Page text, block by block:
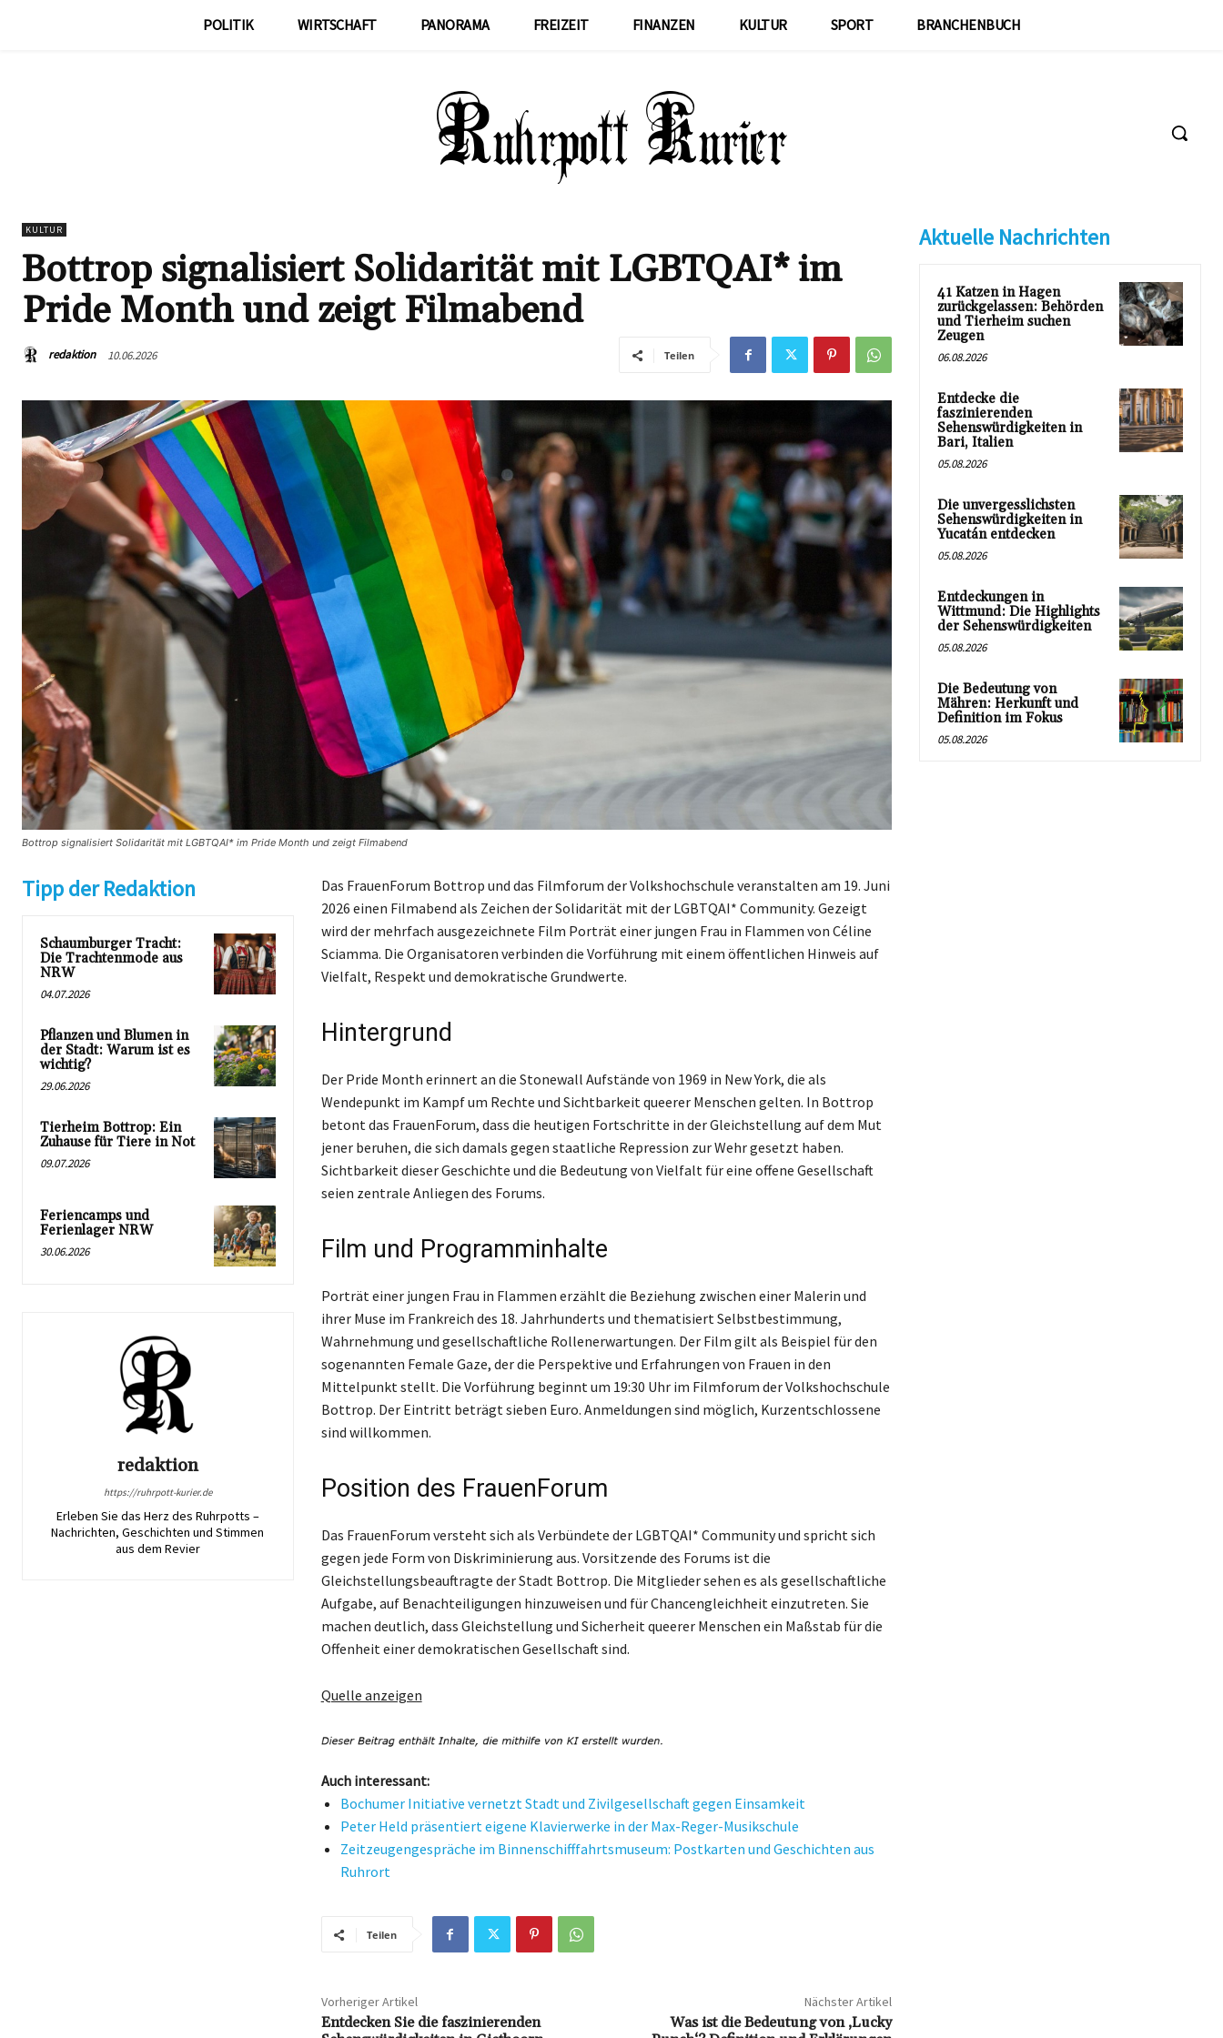
POLITIK WIRTSCHAFT PANORAMA FREIZEIT FINANZEN KULTUR SPORT BRANCHENBUCH
KULTUR
Bottrop signalisiert Solidarität mit LGBTQAI* im
Pride Month und zeigt Filmabend
redaktion 10.06.2026 Teilen
Bottrop signalisiert Solidarität mit LGBTQAI* im Pride Month und zeigt Filmabend
Tipp der Redaktion
Schaumburger Tracht:
Die Trachtenmode aus
NRW
04.07.2026
Pflanzen und Blumen in
der Stadt: Warum ist es
wichtig?
29.06.2026
Tierheim Bottrop: Ein
Zuhause für Tiere in Not
09.07.2026
Feriencamps und
Ferienlager NRW
30.06.2026
redaktion
https://ruhrpott-kurier.de
Erleben Sie das Herz des Ruhrpotts –
Nachrichten, Geschichten und Stimmen
aus dem Revier
Das FrauenForum Bottrop und das Filmforum der Volkshochschule veranstalten am 19. Juni
2026 einen Filmabend als Zeichen der Solidarität mit der LGBTQAI* Community. Gezeigt
wird der mehrfach ausgezeichnete Film Porträt einer jungen Frau in Flammen von Céline
Sciamma. Die Organisatoren verbinden die Vorführung mit einem öffentlichen Hinweis auf
Vielfalt, Respekt und demokratische Grundwerte.
Hintergrund
Der Pride Month erinnert an die Stonewall Aufstände von 1969 in New York, die als
Wendepunkt im Kampf um Rechte und Sichtbarkeit queerer Menschen gelten. In Bottrop
betont das FrauenForum, dass die heutigen Fortschritte in der Gleichstellung auf dem Mut
jener beruhen, die sich damals gegen staatliche Repression zur Wehr gesetzt haben.
Sichtbarkeit dieser Geschichte und die Bedeutung von Vielfalt für eine offene Gesellschaft
seien zentrale Anliegen des Forums.
Film und Programminhalte
Porträt einer jungen Frau in Flammen erzählt die Beziehung zwischen einer Malerin und
ihrer Muse im Frankreich des 18. Jahrhunderts und thematisiert Selbstbestimmung,
Wahrnehmung und gesellschaftliche Rollenerwartungen. Der Film gilt als Beispiel für den
sogenannten Female Gaze, der die Perspektive und Erfahrungen von Frauen in den
Mittelpunkt stellt. Die Vorführung beginnt um 19:30 Uhr im Filmforum der Volkshochschule
Bottrop. Der Eintritt beträgt sieben Euro. Anmeldungen sind möglich, Kurzentschlossene
sind willkommen.
Position des FrauenForum
Das FrauenForum versteht sich als Verbündete der LGBTQAI* Community und spricht sich
gegen jede Form von Diskriminierung aus. Vorsitzende des Forums ist die
Gleichstellungsbeauftragte der Stadt Bottrop. Die Mitglieder sehen es als gesellschaftliche
Aufgabe, auf Benachteiligungen hinzuweisen und für Chancengleichheit einzutreten. Sie
machen deutlich, dass Gleichstellung und Sicherheit queerer Menschen ein Maßstab für die
Offenheit einer demokratischen Gesellschaft sind.
Quelle anzeigen
Auch interessant:
Bochumer Initiative vernetzt Stadt und Zivilgesellschaft gegen Einsamkeit
Peter Held präsentiert eigene Klavierwerke in der Max-Reger-Musikschule
Zeitzeugengespräche im Binnenschifffahrtsmuseum: Postkarten und Geschichten aus
Ruhrort
Teilen
Vorheriger Artikel
Entdecken Sie die faszinierenden
Nächster Artikel
Was ist die Bedeutung von ‚Lucky
Aktuelle Nachrichten
41 Katzen in Hagen
zurückgelassen: Behörden
und Tierheim suchen
Zeugen
06.08.2026
Entdecke die
faszinierenden
Sehenswürdigkeiten in
Bari, Italien
05.08.2026
Die unvergesslichsten
Sehenswürdigkeiten in
Yucatán entdecken
05.08.2026
Entdeckungen in
Wittmund: Die Highlights
der Sehenswürdigkeiten
05.08.2026
Die Bedeutung von
Mähren: Herkunft und
Definition im Fokus
05.08.2026